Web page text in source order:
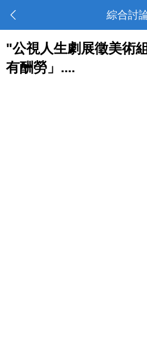
綜合討
"公視人生劇展徵美術
有酬勞」....